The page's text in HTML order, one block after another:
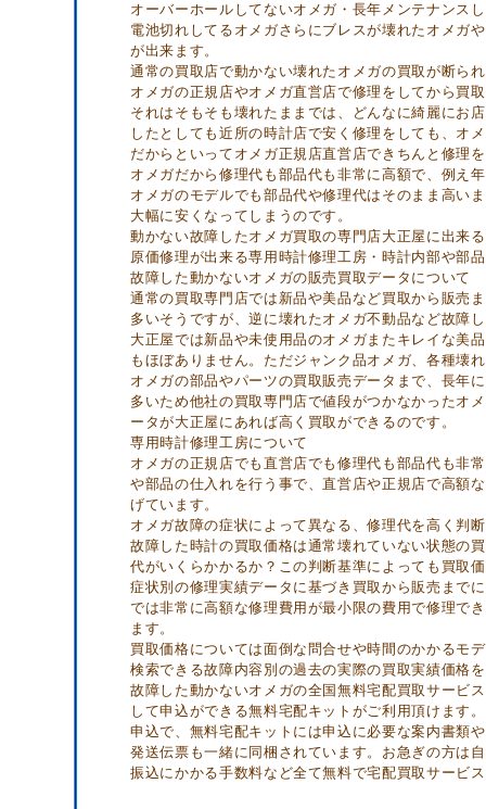
オーバーホールしてないオメガ・長年メンテナン
電池切れしてるオメガさらにブレスが壊れたオメガ
が出来ます。
通常の買取店で動かない壊れたオメガの買取が断ら
オメガの正規店やオメガ直営店で修理をしてから買
それはそもそも壊れたままでは、どんなに綺麗にお
したとしても近所の時計店で安く修理をしても、オ
だからといってオメガ正規店直営店できちんと修理
オメガだから修理代も部品代も非常に高額で、例え
オメガのモデルでも部品代や修理代はそのまま高い
大幅に安くなってしまうのです。
動かない故障したオメガ買取の専門店大正屋に出来
原価修理が出来る専用時計修理工房・時計内部や部
故障した動かないオメガの販売買取データについて
通常の買取専門店では新品や美品など買取から販売
多いそうですが、逆に壊れたオメガ不動品など故障
大正屋では新品や未使用品のオメガまたキレイな美
もほぼありません。ただジャンク品オメガ、各種壊
オメガの部品やパーツの買取販売データまで、長年
多いため他社の買取専門店で値段がつかなかったオ
ータが大正屋にあれば高く買取ができるのです。
専用時計修理工房について
オメガの正規店でも直営店でも修理代も部品代も非
や部品の仕入れを行う事で、直営店や正規店で高額
げています。
オメガ故障の症状によって異なる、修理代を高く判
故障した時計の買取価格は通常壊れていない状態の
代がいくらかかるか？この判断基準によっても買取
症状別の修理実績データに基づき買取から販売まで
では非常に高額な修理費用が最小限の費用で修理で
ます。
買取価格については面倒な問合せや時間のかかるモ
検索できる故障内容別の過去の実際の買取実績価格
故障した動かないオメガの全国無料宅配買取サービ
して申込ができる無料宅配キットがご利用頂けます
申込で、無料宅配キットには申込に必要な案内書類
発送伝票も一緒に同梱されています。お急ぎの方は
振込にかかる手数料など全て無料で宅配買取サービ